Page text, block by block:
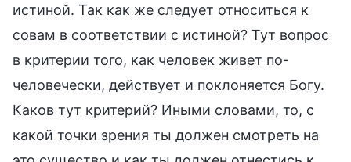
истиной. Так как же следует относиться к
совам в соответствии с истиной? Тут вопрос
в критерии того, как человек живет по-
человечески, действует и поклоняется Богу.
Каков тут критерий? Иными словами, то, с
какой точки зрения ты должен смотреть на